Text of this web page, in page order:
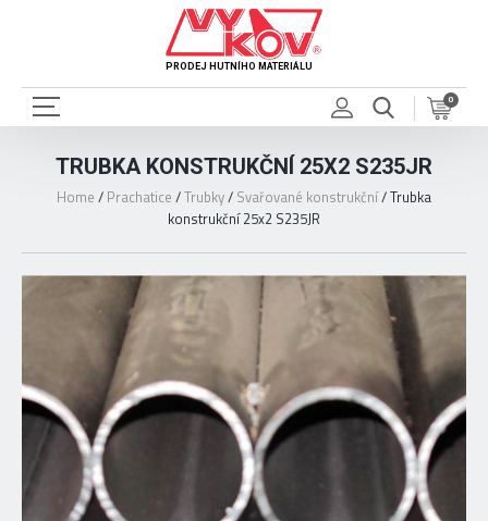
PRODEJ HUTNÍHO MATERIÁLU
0
TRUBKA KONSTRUKČNÍ 25X2 S235JR
Home / Prachatice /Trubky/ Svařované konstrukční/Trubka
konstrukční 25x2 S235JR